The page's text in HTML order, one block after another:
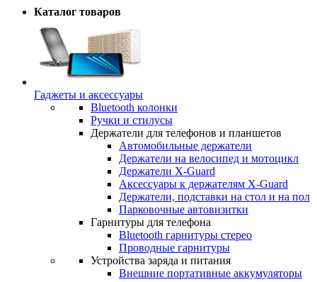
Каталог товаров
Гаджеты и аксессуары
Bluetooth колонки
Ручки и стилусы
Держатели для телефонов и планшетов
Автомобильные держатели
Держатели на велосипед и мотоцикл
Держатели X-Guard
Аксессуары к держателям X-Guard
Держатели, подставки на стол и на пол
Парковочные автовизитки
Гарнитуры для телефона
Bluetooth гарнитуры стерео
Проводные гарнитуры
Устройства заряда и питания
Внешние портативные аккумуляторы